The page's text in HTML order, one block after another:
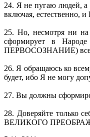
24. Я не пугаю людей,
включая, естественно,
25. Но, несмотря ни
сформирует в
ПЕРВОСОЗНАНИЕ) всего
26. Я обращаюсь ко
будет, ибо Я не могу
27. Вы должны
28. Доверяйте только
ВЕЛИКОГО